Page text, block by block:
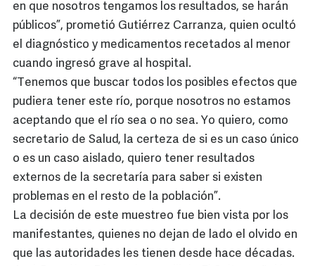
en que nosotros tengamos los resultados, se harán
públicos”, prometió Gutiérrez Carranza, quien ocultó
el diagnóstico y medicamentos recetados al menor
cuando ingresó grave al hospital.
“Tenemos que buscar todos los posibles efectos que
pudiera tener este río, porque nosotros no estamos
aceptando que el río sea o no sea. Yo quiero, como
secretario de Salud, la certeza de si es un caso único
o es un caso aislado, quiero tener resultados
externos de la secretaría para saber si existen
problemas en el resto de la población”.
La decisión de este muestreo fue bien vista por los
manifestantes, quienes no dejan de lado el olvido en
que las autoridades les tienen desde hace décadas.